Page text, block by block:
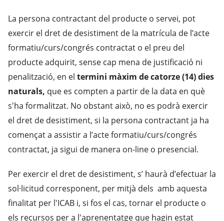
La persona contractant del producte o servei, pot
exercir el dret de desistiment de la matrícula de l’acte
formatiu/curs/congrés contractat o el preu del
producte adquirit, sense cap mena de justificació ni
penalització, en el termini màxim de catorze (14) dies
naturals, que es compten a partir de la data en què
s'ha formalitzat. No obstant això, no es podrà exercir
el dret de desistiment, si la persona contractant ja ha
començat a assistir a l’acte formatiu/curs/congrés
contractat, ja sigui de manera on-line o presencial.
Per exercir el dret de desistiment, s’ haurà d’efectuar la
sol·licitud corresponent, per mitjà dels amb aquesta
finalitat per l'ICAB i, si fos el cas, tornar el producte o
els recursos per a l'aprenentatge que hagin estat